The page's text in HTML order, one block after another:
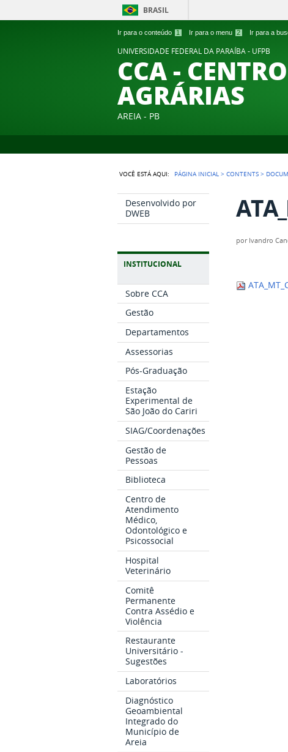
Ir para o conteúdo 1 Ir para o menu 2 Ir para a
BRASIL
UNIVERSIDADE FEDERAL DA PARAÍBA - UFPB
CCA -
AGRÁRIAS
AREIA - PB
VOCÊ ESTÁ AQUI: PÁGINA INICIAL >CONTENTS >
Desenvolvido por
DWEB
INSTITUCIONAL
Sobre CCA
Gestão
Departamentos
Assessorias
Pós-Graduação
Estação
Experimental de
São João do Cariri
SIAG/Coordenações
Gestão de
Pessoas
Biblioteca
Centro de
Atendimento
Médico,
Odontológico e
Psicossocial
Hospital
Veterinário
Comitê
Permanente
Contra Assédio e
Violência
Restaurante
Universitário -
Sugestões
Laboratórios
Diagnóstico
Geoambiental
Integrado do
Município de
Areia
por Ivandro